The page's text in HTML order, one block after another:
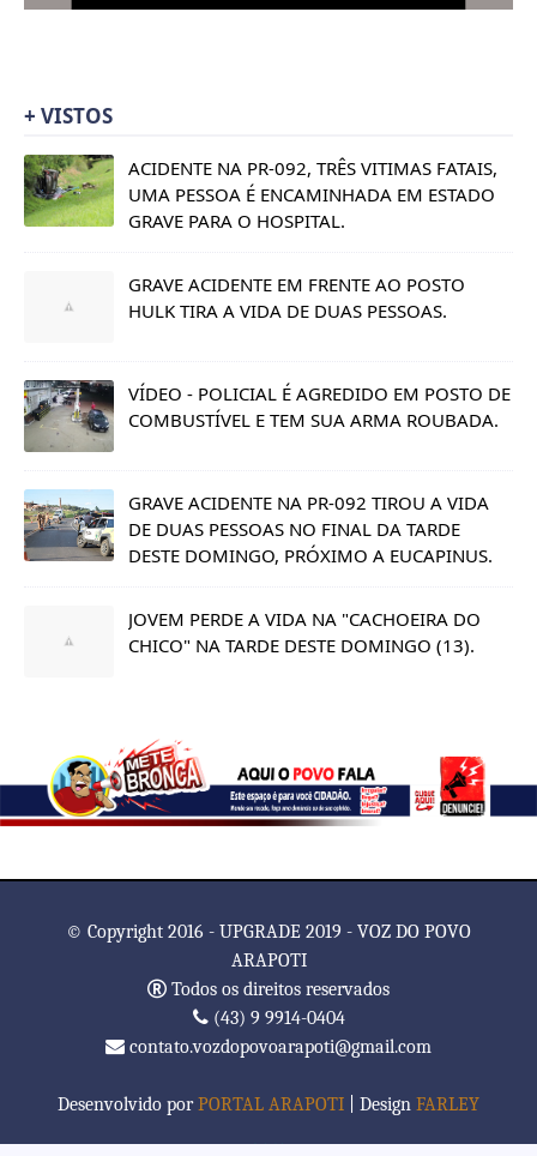
+ VISTOS
ACIDENTE NA PR-092, TRÊS VITIMAS FATAIS,
UMA PESSOA É ENCAMINHADA EM ESTADO
GRAVE PARA O HOSPITAL.
GRAVE ACIDENTE EM FRENTE AO POSTO
HULK TIRA A VIDA DE DUAS PESSOAS.
VÍDEO - POLICIAL É AGREDIDO EM POSTO DE
COMBUSTÍVEL E TEM SUA ARMA ROUBADA.
GRAVE ACIDENTE NA PR-092 TIROU A VIDA
DE DUAS PESSOAS NO FINAL DA TARDE
DESTE DOMINGO, PRÓXIMO A EUCAPINUS.
JOVEM PERDE A VIDA NA "CACHOEIRA DO
CHICO" NA TARDE DESTE DOMINGO (13).
© Copyright 2016 - UPGRADE 2019 - VOZ DO POVO
ARAPOTI
Todos os direitos reservados
(43) 9 9914-0404
contato.vozdopovoarapoti@gmail.com
Desenvolvido porPORTAL ARAPOTI | Design FARLEY
TemplatesYard